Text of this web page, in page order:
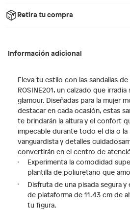
Retira tu compra
Información adicional
Eleva tu estilo con las sandalias
ROSINE201, un calzado que
glamour. Diseñadas para la mujer
destacar en cada ocasión, estas
te brindarán la altura y el confort
impecable durante todo el día o la
vanguardista y detalles
convertirán en el centro de
Experimenta la comodidad
plantilla de poliuretano que
Disfruta de una pisada segura
de plataforma de 11.43 cm de
tu figura.